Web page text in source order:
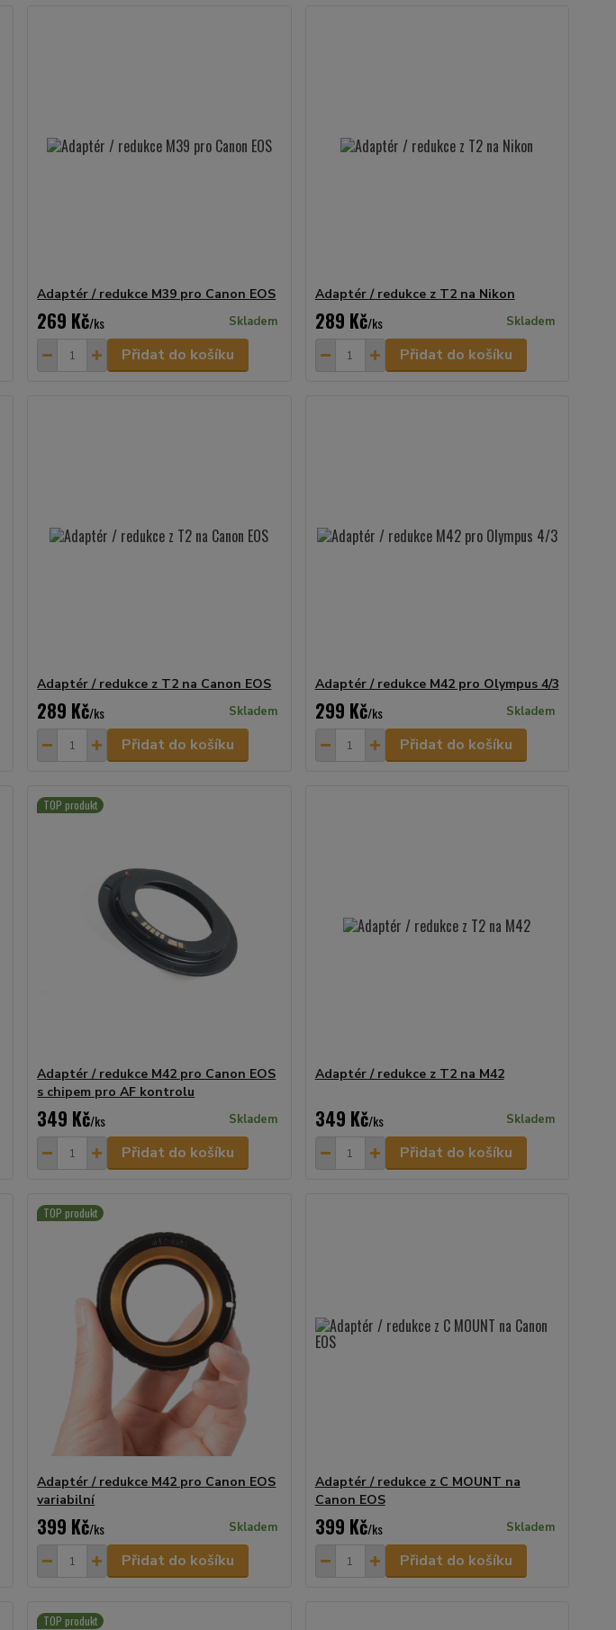
Adaptér / redukce M39 pro Canon EOS
269 Kč/ks Skladem
Přidat do košíku
Adaptér / redukce z T2 na Nikon
289 Kč/ks Skladem
Přidat do košíku
Adaptér / redukce z T2 na Canon EOS
289 Kč/ks Skladem
Přidat do košíku
Adaptér / redukce M42 pro Olympus 4/3
299 Kč/ks Skladem
Přidat do košíku
TOP produkt
Adaptér / redukce M42 pro Canon EOS
s chipem pro AF kontrolu
349 Kč/ks Skladem
Přidat do košíku
Adaptér / redukce z T2 na M42
349 Kč/ks Skladem
Přidat do košíku
TOP produkt
Adaptér / redukce M42 pro Canon EOS
variabilní
399 Kč/ks Skladem
Přidat do košíku
Adaptér / redukce z C MOUNT na
Canon EOS
399 Kč/ks Skladem
Přidat do košíku
TOP produkt